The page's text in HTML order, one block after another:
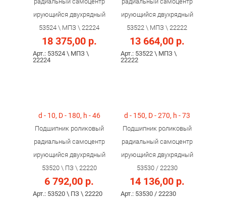
ирующийся двухрядный
53524 \ МПЗ \ 22224
18 375,00 р.
Арт.: 53524 \ МПЗ \
22224
ирующийся двухрядный
53522 \ МПЗ \ 22222
13 664,00 р.
Арт.: 53522 \ МПЗ \
22222
d - 10, D - 180, h - 46
Подшипник роликовый
радиальный самоцентр
ирующийся двухрядный
53520 \ ПЗ \ 22220
6 792,00 р.
Арт.: 53520 \ ПЗ \ 22220
d - 150, D - 270, h - 73
Подшипник роликовый
радиальный самоцентр
ирующийся двухрядный
53530 / 22230
14 136,00 р.
Арт.: 53530 / 22230